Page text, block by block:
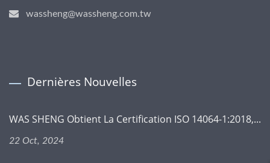
wassheng@wassheng.com.tw
Dernières Nouvelles
WAS SHENG Obtient La Certification ISO 14064-1:2018,...
22 Oct, 2024